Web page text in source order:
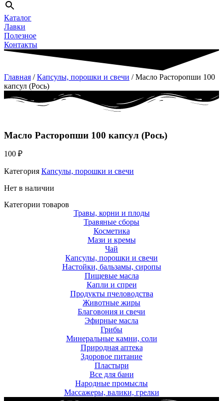
Каталог
Лавки
Полезное
Контакты
Главная /Капсулы, порошки и свечи / Масло Расторопши 100
капсул (Рось)
Масло Расторопши 100 капсул (Рось)
100 ₽
Категория Капсулы, порошки и свечи
Нет в наличии
Категории товаров
Травы, корни и плоды
Травяные сборы
Косметика
Мази и кремы
Чай
Капсулы, порошки и свечи
Настойки, бальзамы, сиропы
Пищевые масла
Капли и спреи
Продукты пчеловодства
Животные жиры
Благовония и свечи
Эфирные масла
Грибы
Минеральные камни, соли
Природная аптека
Здоровое питание
Пластыри
Все для бани
Народные промыслы
Массажеры, валики, грелки​